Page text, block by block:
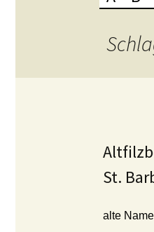
St.
alte